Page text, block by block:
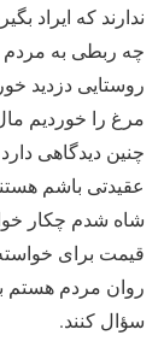
ندارند که ایراد
چه ربطی به مردم
روستایی دزدید
مرغ را خوردیم
چنین دیدگاهی
عقیدتی باشم
شاه شدم چکار
قیمت برای
روان مردم هستم
سؤال کنند.